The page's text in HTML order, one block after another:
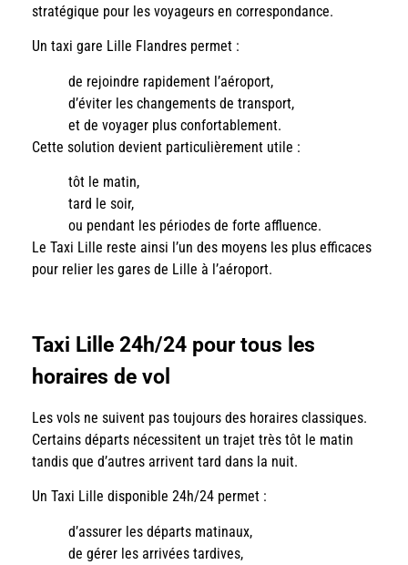
stratégique pour les voyageurs en correspondance.
Un taxi gare Lille Flandres permet :
de rejoindre rapidement l’aéroport,
d’éviter les changements de transport,
et de voyager plus confortablement.
Cette solution devient particulièrement utile :
tôt le matin,
tard le soir,
ou pendant les périodes de forte affluence.
Le Taxi Lille reste ainsi l’un des moyens les plus efficaces
pour relier les gares de Lille à l’aéroport.
Taxi Lille 24h/24 pour tous les
horaires de vol
Les vols ne suivent pas toujours des horaires classiques.
Certains départs nécessitent un trajet très tôt le matin
tandis que d’autres arrivent tard dans la nuit.
Un Taxi Lille disponible 24h/24 permet :
d’assurer les départs matinaux,
de gérer les arrivées tardives,